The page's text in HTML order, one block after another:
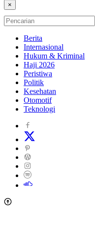
×
Berita
Internasional
Hukum & Kriminal
Haji 2026
Peristiwa
Politik
Kesehatan
Otomotif
Teknologi